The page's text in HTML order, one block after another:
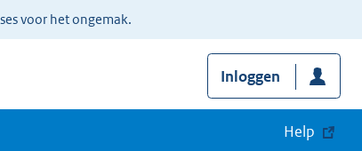
voor het ongemak.
Inloggen
Help